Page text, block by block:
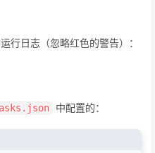
行日志（忽略红色的警告）：
中配置的：